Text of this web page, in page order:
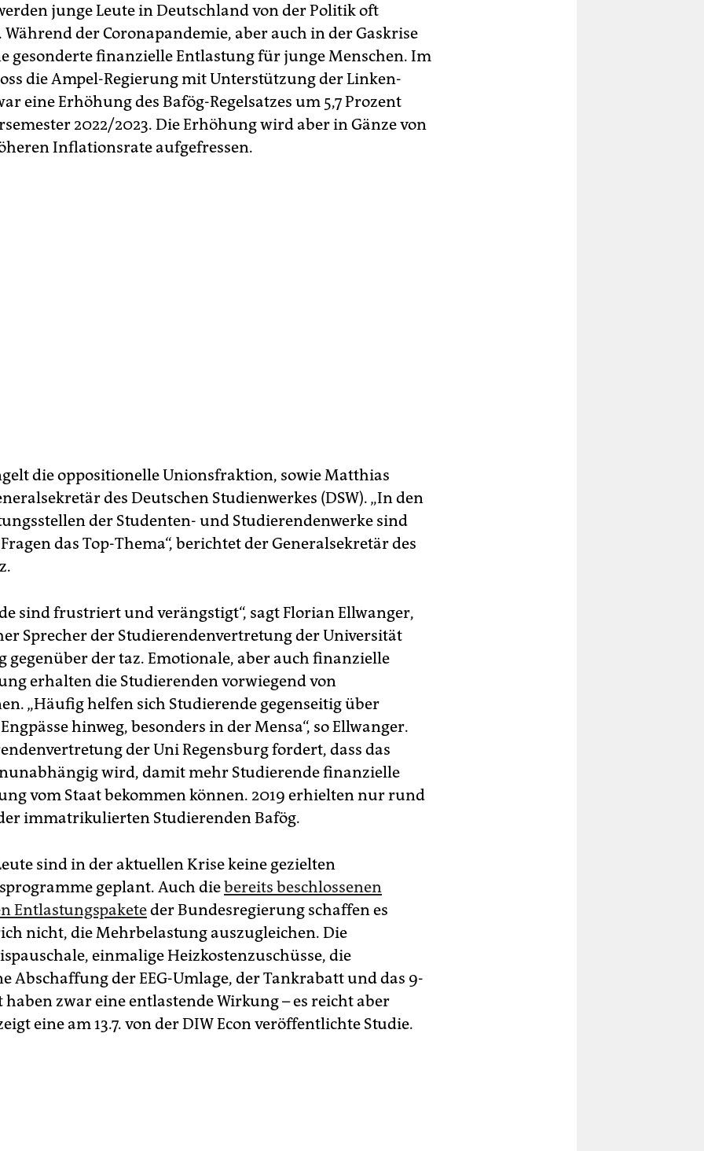
junge Leute in Deutschland von der Politik oft
Während der Coronapandemie, aber auch in der Gaskrise
gesonderte finanzielle Entlastung für junge Menschen. Im
die Ampel-­Regierung mit Unterstützung der Linken-
eine Erhöhung des Bafög-Regelsatzes um 5,7 Prozent
2022/2023. Die Erhöhung wird aber in Gänze von
Inflationsrate aufgefressen.
die oppositionelle Unionsfraktion, sowie Matthias
des Deutschen Studienwerkes (DSW). „In den
der Studenten- und Studierendenwerke sind
das Top-Thema“, berichtet der Generalsekretär des
sind frustriert und verängstigt“, sagt Florian Ellwanger,
Sprecher der Studierendenvertretung der Universität
gegenüber der taz. Emotionale, aber auch finanzielle
erhalten die Studierenden vorwiegend von
„Häufig helfen sich Studierende gegenseitig über
hinweg, besonders in der Mensa“, so Ellwanger.
der Uni Regensburg fordert, dass das
wird, damit mehr Studierende finanzielle
vom Staat bekommen können. 2019 erhielten nur rund
immatrikulierten Studierenden Bafög.
sind in der aktuellen Krise keine gezielten
geplant. Auch diebereits beschlossenen
Entlastungspaketeder Bundesregierung schaffen es
nicht, die Mehrbelastung auszugleichen. Die
einmalige Heizkostenzuschüsse, die
Abschaffung der EEG-Umlage, der Tankrabatt und das 9-
haben zwar eine entlastende Wirkung – es reicht aber
eine am 13.7. von der DIW Econ veröffentlichte Studie.